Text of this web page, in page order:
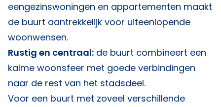
eengezinswoningen en appartementen maakt
de buurt aantrekkelijk voor uiteenlopende
woonwensen.
Rustig en centraal: de buurt combineert een
kalme woonsfeer met goede verbindingen
naar de rest van het stadsdeel.
Voor een buurt met zoveel verschillende